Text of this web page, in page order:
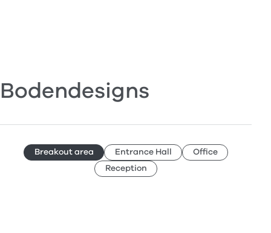
Bodendesigns
Breakout area Entrance Hall
Office
Reception